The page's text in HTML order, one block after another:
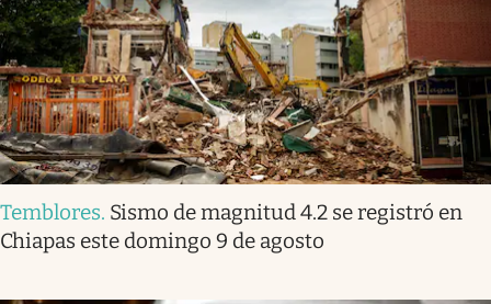
Temblores. Sismo de magnitud 4.2 se registró en
Chiapas este domingo 9 de agosto